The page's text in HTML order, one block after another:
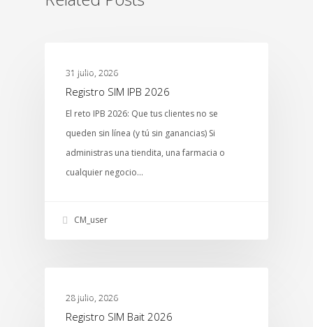
31 julio, 2026
Registro SIM IPB 2026
El reto IPB 2026: Que tus clientes no se
queden sin línea (y tú sin ganancias) Si
administras una tiendita, una farmacia o
cualquier negocio…
CM_user
28 julio, 2026
Registro SIM Bait 2026